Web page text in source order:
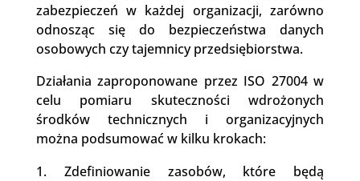
zabezpieczeń w każdej organizacji, zarówno
odnosząc się do bezpieczeństwa danych
osobowych czy tajemnicy przedsiębiorstwa.
Działania zaproponowane przez ISO 27004 w
celu pomiaru skuteczności wdrożonych
środków technicznych i organizacyjnych
można podsumować w kilku krokach:
Zdefiniowanie zasobów, które będą